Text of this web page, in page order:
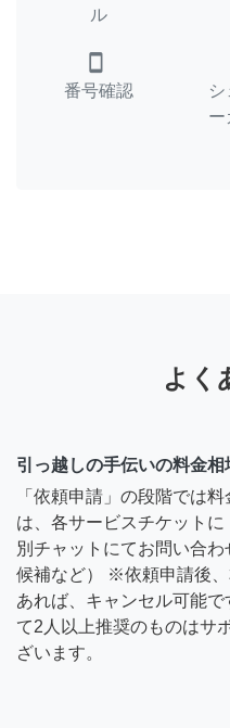
ル
smartphone
番号確認
シ
ー
よく
引っ越しの手伝いの料金相
「依頼申請」の段階では
は、各サービスチケット
別チャットにてお問い合
候補など） ※依頼申請後
あれば、キャンセル可能
て2人以上推奨のものはサ
ざいます。